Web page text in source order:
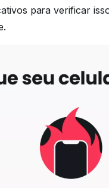
para verificar